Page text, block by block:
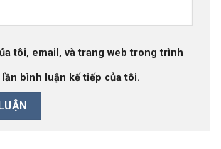
tôi, email, và trang web trong trình
bình luận kế tiếp của tôi.